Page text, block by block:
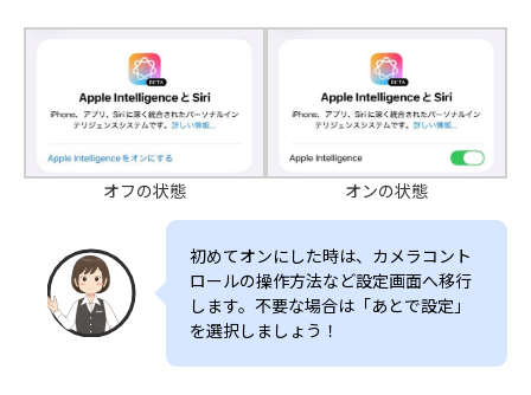
オフの状態 オンの状態
初めてオンにした時は、カメラコント
ロールの操作方法など設定画面へ移行
します。不要な場合は「あとで設定」
を選択しましょう！